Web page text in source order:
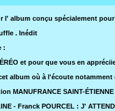
album conçu spécialement pour
. Inédit
:
et pour que vous en
album où à l'écoute
MANUFRANCE SAINT-
- Franck POURCEL : J'